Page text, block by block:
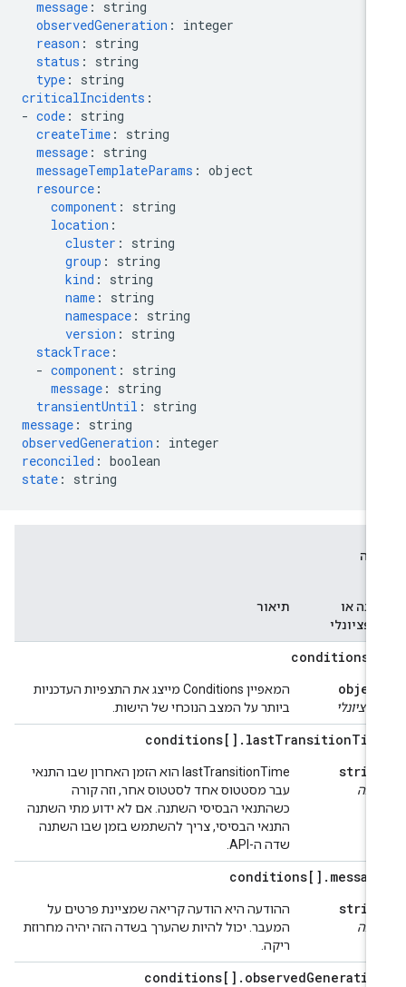
message: string
observedGeneration: integer
reason: string
status: string
type: string
criticalIncidents
- code: string
createTime: string
message: string
messageTemplateParams: object
resource
component: string
location
cluster: string
group: string
kind: string
name: string
namespace: string
version: string
stackTrace
- component: string
message: string
transientUntil: string
message: string
observedGeneration: integer
reconciled: boolean
state: string
תיאור
המאפיין Conditions מייצג את התצפיות העדכניות
ביותר על המצב הנוכחי של הישות.
conditions[].lastTransition
‫lastTransitionTime הוא הזמן האחרון שבו התנאי
עבר מסטטוס אחד לסטטוס אחר, וזה קורה
כשהתנאי הבסיסי השתנה. אם לא ידוע מתי השתנה
התנאי הבסיסי, צריך להשתמש בזמן שבו השתנה
שדה ה-API.
conditions[].
ההודעה היא הודעה קריאה שמציינת פרטים על
המעבר. יכול להיות שהערך בשדה הזה יהיה מחרוזת
ריקה.
conditions[].observed